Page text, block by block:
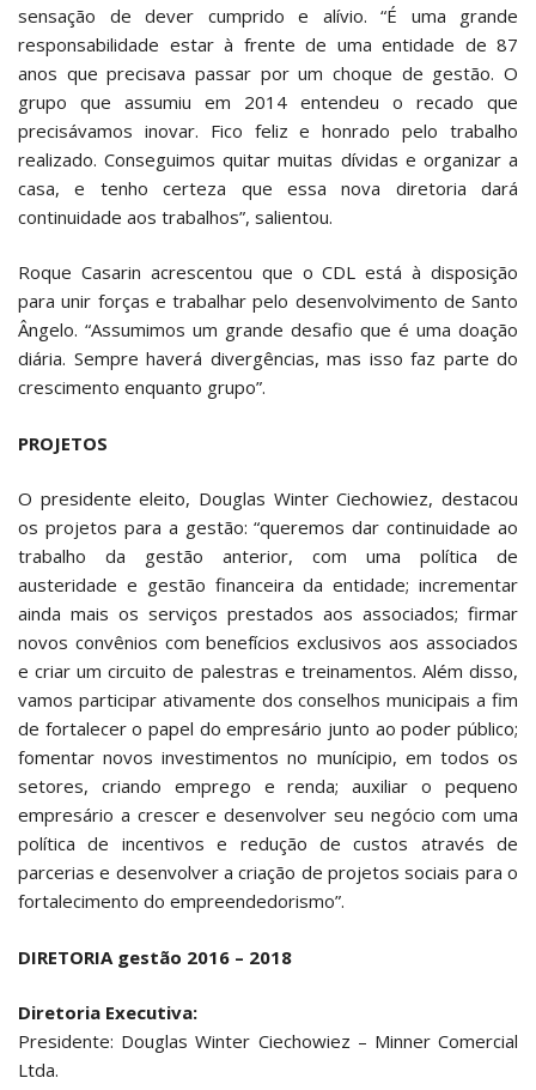
sensação de dever cumprido e alívio. “É uma grande
responsabilidade estar à frente de uma entidade de 87
anos que precisava passar por um choque de gestão. O
grupo que assumiu em 2014 entendeu o recado que
precisávamos inovar. Fico feliz e honrado pelo trabalho
realizado. Conseguimos quitar muitas dívidas e organizar a
casa, e tenho certeza que essa nova diretoria dará
continuidade aos trabalhos”, salientou.
Roque Casarin acrescentou que o CDL está à disposição
para unir forças e trabalhar pelo desenvolvimento de Santo
Ângelo. “Assumimos um grande desafio que é uma doação
diária. Sempre haverá divergências, mas isso faz parte do
crescimento enquanto grupo”.
PROJETOS
O presidente eleito, Douglas Winter Ciechowiez, destacou
os projetos para a gestão: “queremos dar continuidade ao
trabalho da gestão anterior, com uma política de
austeridade e gestão financeira da entidade; incrementar
ainda mais os serviços prestados aos associados; firmar
novos convênios com benefícios exclusivos aos associados
e criar um circuito de palestras e treinamentos. Além disso,
vamos participar ativamente dos conselhos municipais a fim
de fortalecer o papel do empresário junto ao poder público;
fomentar novos investimentos no munícipio, em todos os
setores, criando emprego e renda; auxiliar o pequeno
empresário a crescer e desenvolver seu negócio com uma
política de incentivos e redução de custos através de
parcerias e desenvolver a criação de projetos sociais para o
fortalecimento do empreendedorismo”.
DIRETORIA gestão 2016 – 2018
Diretoria Executiva:
Presidente: Douglas Winter Ciechowiez – Minner Comercial
Ltda.